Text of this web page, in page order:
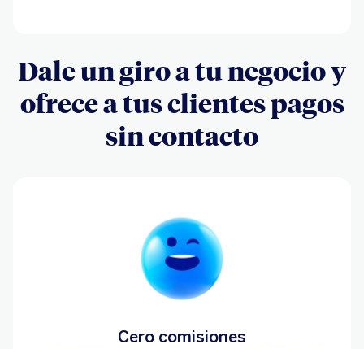
Dale un giro a tu negocio y
ofrece a tus clientes pagos
sin contacto
Cero comisiones